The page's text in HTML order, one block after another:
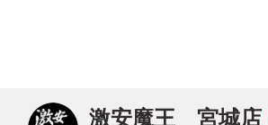
激安魔王 宮城店